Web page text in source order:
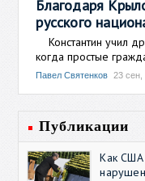
Благодаря
русского
Константин учил
когда простые
Павел Святенков 23 сен,
Публикации
Как США